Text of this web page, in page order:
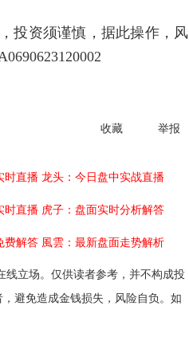
投资须谨慎，据此操作，风
收藏 举报
时直播 龙头：今日盘中实战直播
时直播 虎子：盘面实时分析解答
费解答 風雲：最新盘面走势解析
线立场。仅供读者参考，并不构成投
避免造成金钱损失，风险自负。如